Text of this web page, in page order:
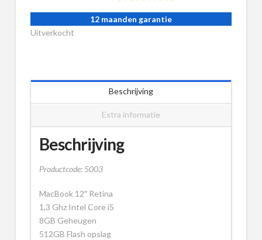
12 maanden garantie
Uitverkocht
Beschrijving
Extra informatie
Beschrijving
Productcode: 5003
MacBook 12″ Retina
1,3 Ghz Intel Core i5
8GB Geheugen
512GB Flash opslag